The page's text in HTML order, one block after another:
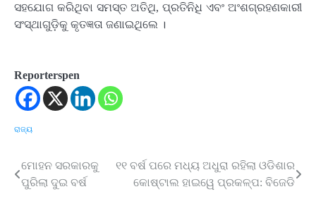
ସହଯୋଗ କରିଥିବା ସମସ୍ତ ଅତିଥି, ପ୍ରତିନିଧି ଏବଂ ଅଂଶଗ୍ରହଣକାରୀ
ସଂସ୍ଥାଗୁଡ଼ିକୁ କୃତଜ୍ଞତା ଜଣାଇଥିଲେ ।
Reporterspen
ରାଜ୍ୟ
Post
navigation
ମୋହନ ସରକାରକୁ
ପୁରିଲା ଦୁଇ ବର୍ଷ
୧୧ ବର୍ଷ ପରେ ମଧ୍ୟ ଅଧୁରା ରହିଲା ଓଡିଶାର
କୋଷ୍ଟାଲ ହାଇୱେ ପ୍ରକଳ୍ପ: ବିଜେଡି